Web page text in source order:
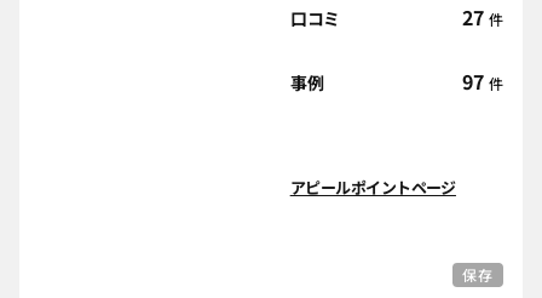
口コミ
27 件
事例 97 件
アピールポイントページ
保存